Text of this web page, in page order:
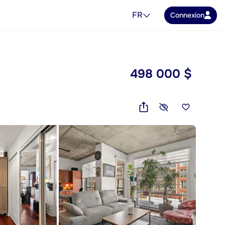
FR Connexion
498 000 $